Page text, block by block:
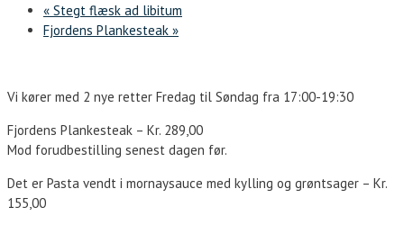
« Stegt flæsk ad libitum
Fjordens Plankesteak »
Vi kører med 2 nye retter Fredag til Søndag fra 17:00-19:30
Fjordens Plankesteak – Kr. 289,00
Mod forudbestilling senest dagen før.
Det er Pasta vendt i mornaysauce med kylling og grøntsager – Kr.
155,00